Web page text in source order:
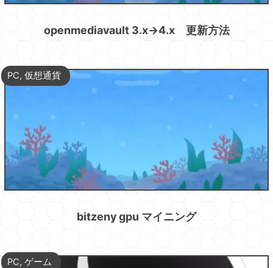
openmediavault 3.x→4.x 更新方法
PC, 仮想通貨
bitzeny gpu マイニング
PC, ゲーム